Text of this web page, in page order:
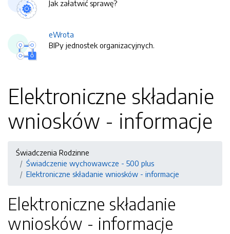
Jak załatwić sprawę?
eWrota
BIPy jednostek organizacyjnych.
Elektroniczne składanie
wniosków - informacje
Świadczenia Rodzinne
Świadczenie wychowawcze - 500 plus
Elektroniczne składanie wniosków - informacje
Elektroniczne składanie
wniosków - informacje